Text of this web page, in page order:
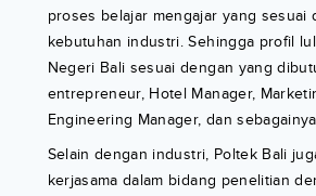
proses belajar mengajar yang sesuai
kebutuhan industri. Sehingga profil
Negeri Bali sesuai dengan yang
entrepreneur, Hotel Manager,
Engineering Manager, dan
Selain dengan industri, Poltek Bali
kerjasama dalam bidang penelitian